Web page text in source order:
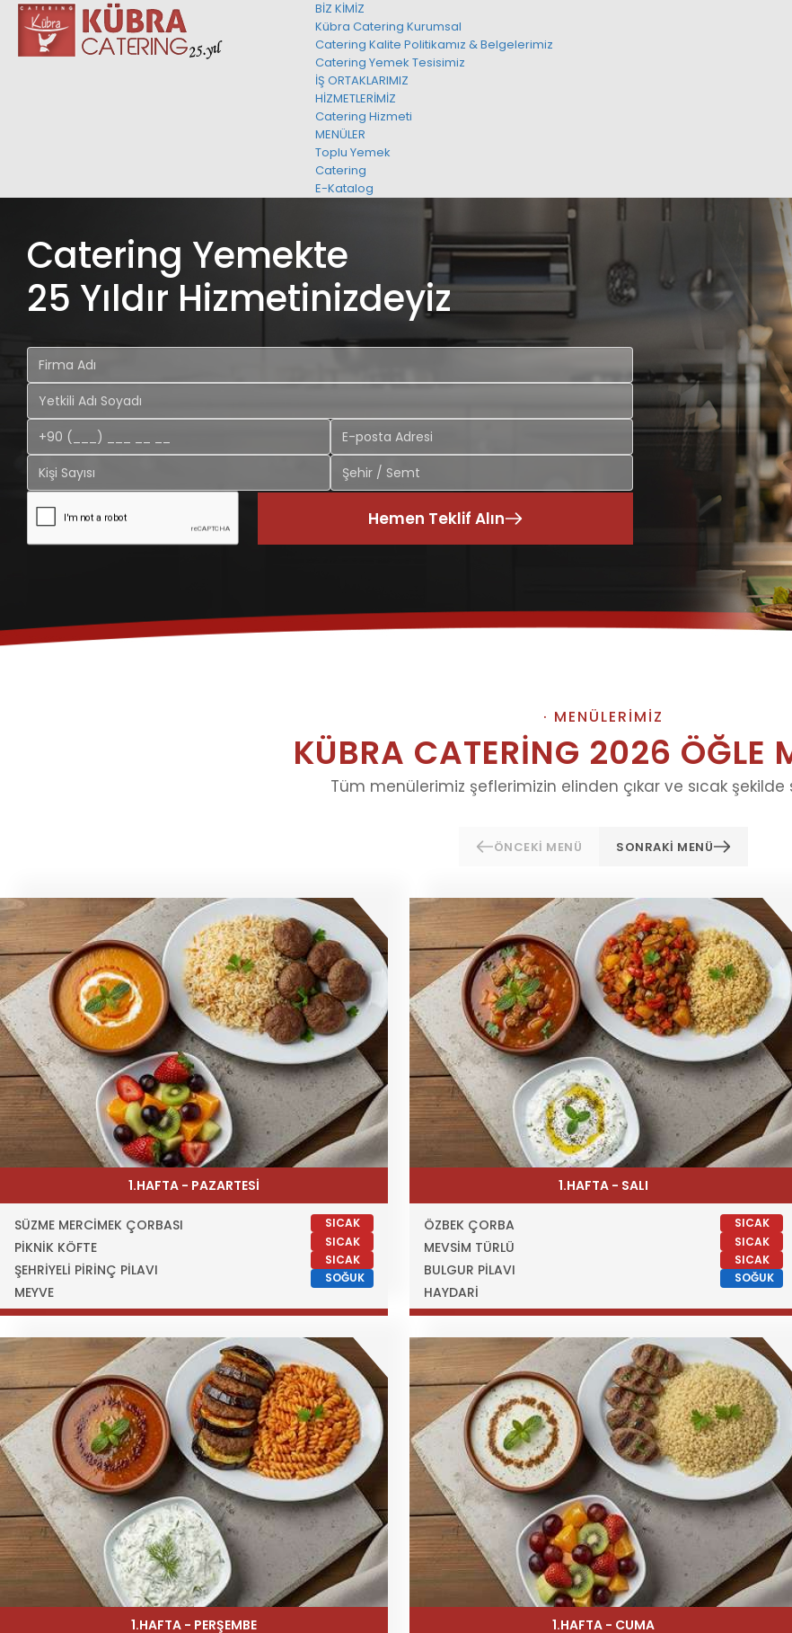
BİZ KİMİZ
Kübra Catering Kurumsal
Catering Kalite Politikamız & Belgelerimiz
Catering Yemek Tesisimiz
İŞ ORTAKLARIMIZ
HİZMETLERİMİZ
Catering Hizmeti
MENÜLER
Toplu Yemek
Catering
E-Katalog
Catering Yemekte
25 Yıldır Hizmetinizdeyiz
Hemen Teklif Alın
· MENÜLERİMİZ
KÜBRA CATERİNG 2026 ÖĞLE
Tüm menülerimiz şeflerimizin elinden çıkar ve sıcak şekilde
ÖNCEKİ MENÜ SONRAKİ MENÜ
1.HAFTA - PAZARTESİ
SÜZME MERCİMEK ÇORBASI
PİKNİK KÖFTE
ŞEHRİYELİ PİRİNÇ PİLAVI
MEYVE
SICAK
SICAK
SICAK
SOĞUK
1.HAFTA - SALI
ÖZBEK ÇORBA
MEVSİM TÜRLÜ
BULGUR PİLAVI
HAYDARİ
SICAK
SICAK
SICAK
SOĞUK
1.HAFTA - PERŞEMBE 1.HAFTA - CUMA